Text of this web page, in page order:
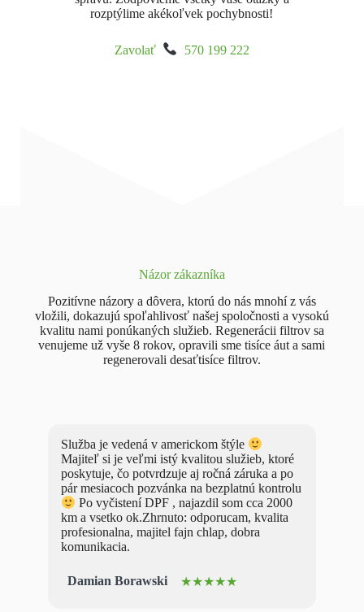
rozptýlime akékoľvek pochybnosti!
Zavolať 570 199 222
Názor zákazníka
Pozitívne názory a dôvera, ktorú do nás mnohí z vás
vložili, dokazujú spoľahlivosť našej spoločnosti a vysokú
kvalitu nami ponúkaných služieb. Regenerácii filtrov sa
venujeme už vyše 8 rokov, opravili sme tisíce áut a sami
regenerovali desaťtisíce filtrov.
Služba je vedená v americkom štýle
Majiteľ si je veľmi istý kvalitou služieb, ktoré
poskytuje, čo potvrdzuje aj ročná záruka a po
pár mesiacoch pozvánka na bezplatnú kontrolu
Po vyčistení DPF , najazdil som cca 2000
km a vsetko ok.Zhrnuto: odporucam, kvalita
profesionalna, majitel fajn chlap, dobra
komunikacia.
Damian Borawski ★★★★★